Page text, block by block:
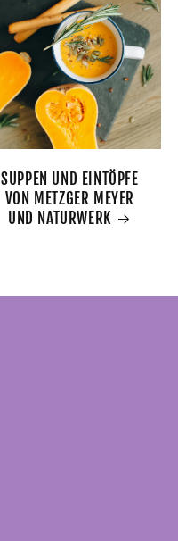
SUPPEN UND EINTÖPFE
VON METZGER MEYER
UND NATURWERK